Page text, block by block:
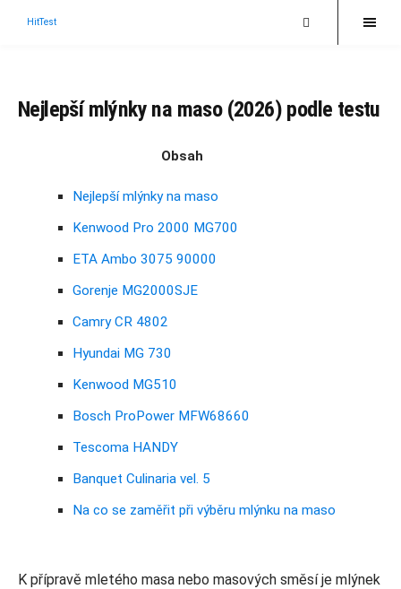
HitTest
Nejlepší mlýnky na maso (2026) podle testu
Obsah
Nejlepší mlýnky na maso
Kenwood Pro 2000 MG700
ETA Ambo 3075 90000
Gorenje MG2000SJE
Camry CR 4802
Hyundai MG 730
Kenwood MG510
Bosch ProPower MFW68660
Tescoma HANDY
Banquet Culinaria vel. 5
Na co se zaměřit při výběru mlýnku na maso
K přípravě mletého masa nebo masových směsí je mlýnek